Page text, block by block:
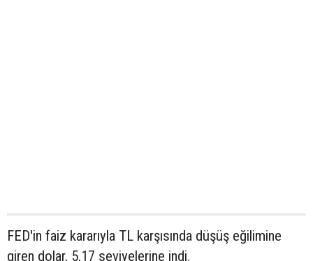
FED'in faiz kararıyla TL karşısında düşüş eğilimine
giren dolar, 5,17 seviyelerine indi.